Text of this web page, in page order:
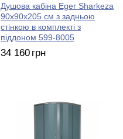
Душова кабіна Eger Sharkeza
90х90х205 см з задньою
стінкою в комплекті з
піддоном 599-8005
34 160 грн